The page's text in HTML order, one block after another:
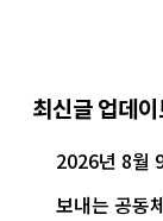
최신글 업데
2026년 8월
보내는 공동